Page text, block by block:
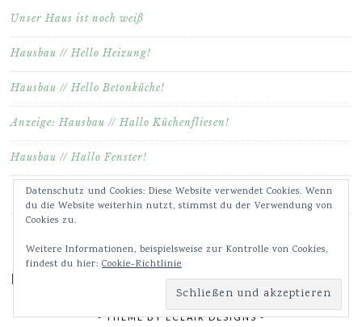
Unser Haus ist noch weiß
Hausbau // Hello Heizung!
Hausbau // Hello Betonküche!
Anzeige: Hausbau // Hallo Küchenfliesen!
Hausbau // Hallo Fenster!
Meine Bilder & Videos auf Instagram ♥
- THEME BYECLAIR DESIGNS-
Datenschutz und Cookies: Diese Website verwendet Cookies. Wenn
du die Website weiterhin nutzt, stimmst du der Verwendung von
Cookies zu.
Weitere Informationen, beispielsweise zur Kontrolle von Cookies,
findest du hier: Cookie-Richtlinie